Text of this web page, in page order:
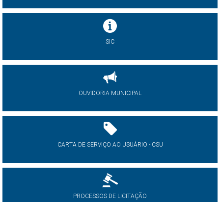
SIC
OUVIDORIA MUNICIPAL
CARTA DE SERVIÇO AO USUÁRIO - CSU
PROCESSOS DE LICITAÇÃO